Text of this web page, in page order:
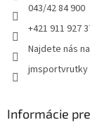
043/42 84 900
+421 911 927
Najdete nás
jmsportvrutky
Informácie